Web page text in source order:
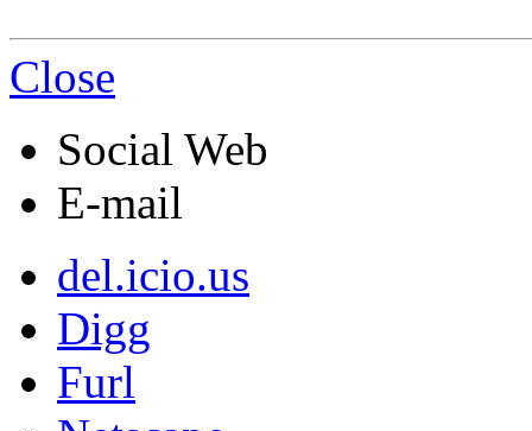
Close
Social Web
E-mail
del.icio.us
Digg
Furl